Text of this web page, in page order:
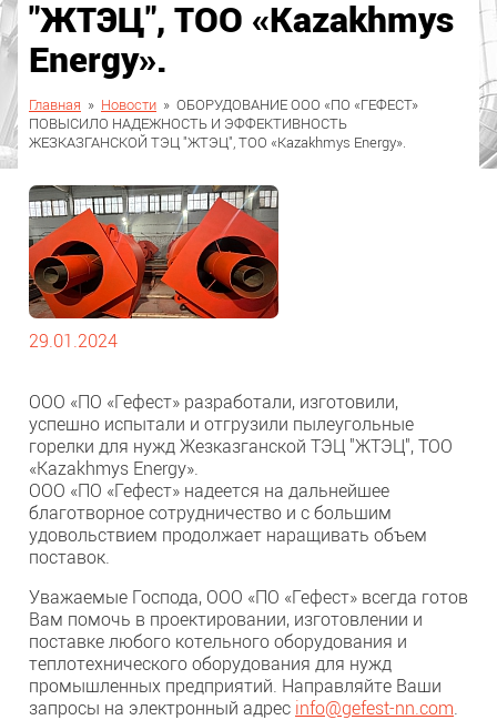
"ЖТЭЦ", ТОО «Kazakhmys
Energy».
Главная » Новости » ОБОРУДОВАНИЕ ООО «ПО «ГЕФЕСТ»
ПОВЫСИЛО НАДЕЖНОСТЬ И ЭФФЕКТИВНОСТЬ
ЖЕЗКАЗГАНСКОЙ ТЭЦ "ЖТЭЦ", ТОО «Kazakhmys Energy».
29.01.2024
ООО «ПО «Гефест» разработали, изготовили,
успешно испытали и отгрузили пылеугольные
горелки для нужд Жезказганской ТЭЦ "ЖТЭЦ", ТОО
«Kazakhmys Energy».
ООО «ПО «Гефест» надеется на дальнейшее
благотворное сотрудничество и с большим
удовольствием продолжает наращивать объем
поставок.
Уважаемые Господа, ООО «ПО «Гефест» всегда готов
Вам помочь в проектировании, изготовлении и
поставке любого котельного оборудования и
теплотехнического оборудования для нужд
промышленных предприятий. Направляйте Ваши
запросы на электронный адрес info@gefest-nn.com